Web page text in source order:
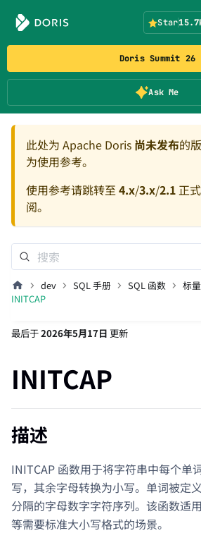
Doris Summit 26
Ask Me
Star
此处为 Apache Doris 尚未发布的
为使用参考。
使用参考请跳转至 4.x/3.x/2.1正
阅。
dev SQL 手册 SQL 函数 标
INITCAP
最后于2026年5月17日 更新
INITCAP
描述
INITCAP 函数用于将字符串中每个单
写，其余字母转换为小写。单词被定
分隔的字母数字字符序列。该函数适
等需要标准大小写格式的场景。